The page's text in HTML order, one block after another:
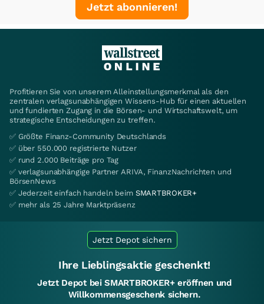
Jetzt abonnieren!
Profitieren Sie von unserem Alleinstellungsmerkmal als den
zentralen verlagsunabhängigen Wissens-Hub für einen aktuellen
und fundierten Zugang in die Börsen- und Wirtschaftswelt, um
strategische Entscheidungen zu treffen.
✅ Größte Finanz-Community Deutschlands
✅ über 550.000 registrierte Nutzer
✅ rund 2.000 Beiträge pro Tag
✅ verlagsunabhängige Partner ARIVA, FinanzNachrichten und
BörsenNews
✅ Jederzeit einfach handeln beim SMARTBROKER+
✅ mehr als 25 Jahre Marktpräsenz
Jetzt Depot sichern
Ihre Lieblingsaktie geschenkt!
Jetzt Depot bei SMARTBROKER+ eröffnen und
Willkommensgeschenk sichern.